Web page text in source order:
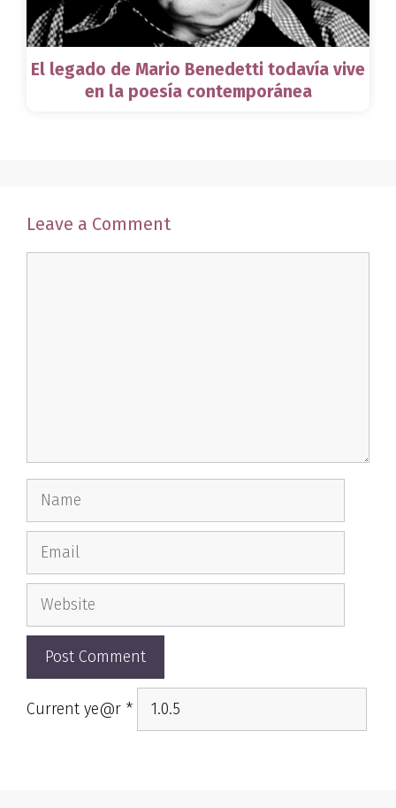
El legado de Mario Benedetti todavía vive
en la poesía contemporánea
Leave a Comment
Name
Email
Website
Current ye@r *